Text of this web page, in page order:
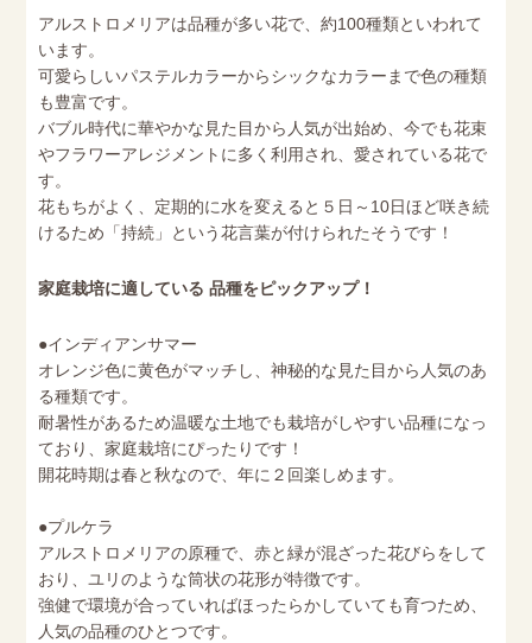
アルストロメリアは品種が多い花で、約100種類といわれて
います。
可愛らしいパステルカラーからシックなカラーまで色の種類
も豊富です。
バブル時代に華やかな見た目から人気が出始め、今でも花束
やフラワーアレジメントに多く利用され、愛されている花で
す。
花もちがよく、定期的に水を変えると５日～10日ほど咲き続
けるため「持続」という花言葉が付けられたそうです！
家庭栽培に適している 品種をピックアップ！
●インディアンサマー
オレンジ色に黄色がマッチし、神秘的な見た目から人気のあ
る種類です。
耐暑性があるため温暖な土地でも栽培がしやすい品種になっ
ており、家庭栽培にぴったりです！
開花時期は春と秋なので、年に２回楽しめます。
●プルケラ
アルストロメリアの原種で、赤と緑が混ざった花びらをして
おり、ユリのような筒状の花形が特徴です。
強健で環境が合っていればほったらかしていても育つため、
人気の品種のひとつです。